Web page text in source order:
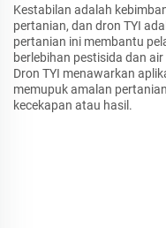
Kestabilan adalah
pertanian, dan dron TYI
pertanian ini membantu
berlebihan pestisida dan
Dron TYI menawarkan
memupuk amalan
kecekapan atau hasil.